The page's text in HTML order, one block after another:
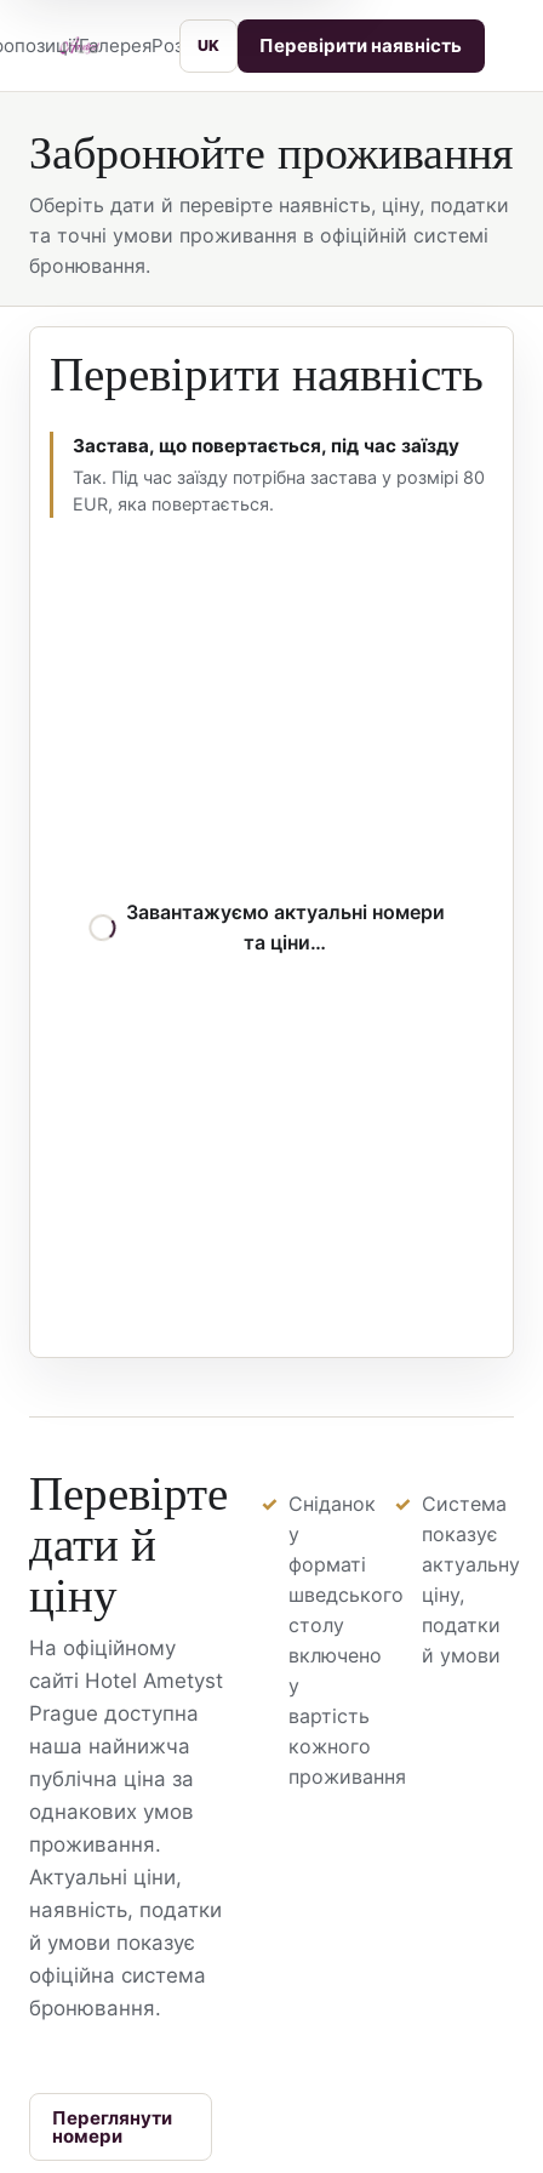
ГалереяРозташуванняПослугиКонтакти
UK Перевірити наявність
Забронюйте проживання
Оберіть дати й перевірте наявність, ціну, податки
та точні умови проживання в офіційній системі
бронювання.
Перевірити наявність
Застава, що повертається, під час заїзду
Так. Під час заїзду потрібна застава у розмірі 80
EUR, яка повертається.
Завантажуємо актуальні номери
та ціни…
Перевірте
дати й
ціну
На офіційному
сайті Hotel Ametyst
Prague доступна
наша найнижча
публічна ціна за
однакових умов
проживання.
Актуальні ціни,
наявність, податки
й умови показує
офіційна система
бронювання.
Сніданок
у
форматі
шведського
столу
включено
у
вартість
кожного
проживання
Система
показує
актуальну
ціну,
податки
й умови
Переглянути
номери